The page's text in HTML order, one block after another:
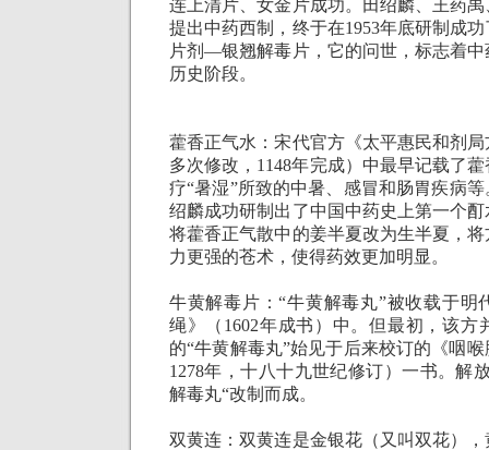
连上清片、女金片成功。田绍麟、王药
提出中药西制，终于在1953年底研制成
片剂—银翘解毒片，它的问世，标志着
历史阶段。
藿香正气水：宋代官方《太平惠民和剂
多次修改， 1148年完成）中最早记载了
疗“暑湿”所致的中暑、感冒和肠胃疾病等
绍麟成功研制出了中国中药史上第一个
将藿香正气散中的姜半夏改为生半夏，
力更强的苍术，使得药效更加明显。
牛黄解毒片：“牛黄解毒丸”被收载于明
绳》（ 1602年成书）中。但最初，该方
的“牛黄解毒丸”始见于后来校订的《咽
1278年，十八十九世纪修订）一书。解
解毒丸“改制而成。
双黄连：双黄连是金银花（又叫双花）